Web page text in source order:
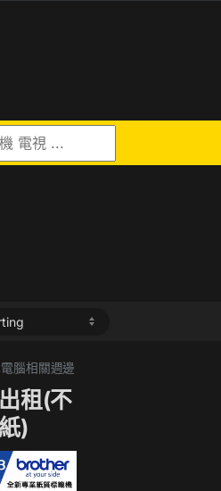
腦相關週邊
租(不
)